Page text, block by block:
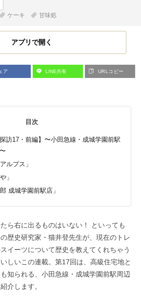
ケーキ 甘味処
アプリで開く
ア LINE共有 URLコピー
目次
訪17・前編】〜小田急線・成城学園前駅
ルプス」
」
成城学園前駅店」
ら右に出るものはいない！ といっても
歴史研究家・猫井登先生が、現在のトレ
イーツについて歴史を教えてくれちゃう
しいこの連載。第17回は、高級住宅地と
知られる、小田急線・成城学園前駅周辺
介します。